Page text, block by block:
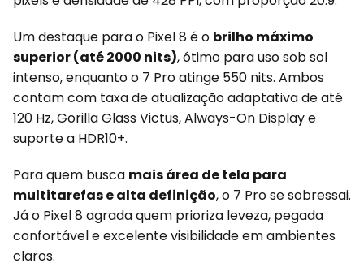
Um destaque para o Pixel 8 é o brilho máximo
superior (até 2000 nits), ótimo para uso sob sol
intenso, enquanto o 7 Pro atinge 550 nits. Ambos
contam com taxa de atualização adaptativa de até
120 Hz, Gorilla Glass Victus, Always-On Display e
suporte a HDR10+.
Para quem busca mais área de tela para
multitarefas e alta definição, o 7 Pro se sobressai.
Já o Pixel 8 agrada quem prioriza leveza, pegada
confortável e excelente visibilidade em ambientes
claros.